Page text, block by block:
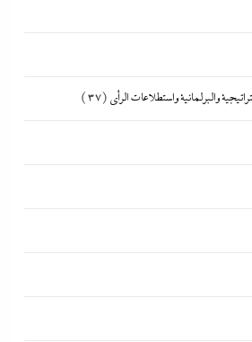
والبرلمانية واستطلاعات الرأى (37)